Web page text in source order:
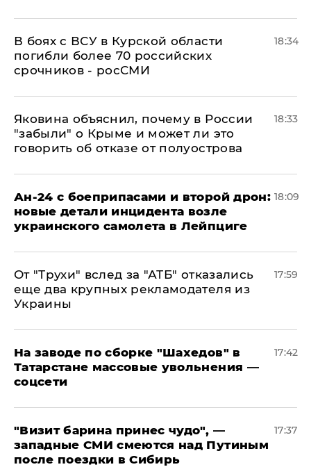
В боях с ВСУ в Курской области
погибли более 70 российских
срочников - росСМИ
18:34
Яковина объяснил, почему в России
"забыли" о Крыме и может ли это
говорить об отказе от полуострова
18:33
Ан-24 с боеприпасами и второй дрон:
новые детали инцидента возле
украинского самолета в Лейпциге
18:09
От "Трухи" вслед за "АТБ" отказались
еще два крупных рекламодателя из
Украины
17:59
На заводе по сборке "Шахедов" в
Татарстане массовые увольнения —
соцсети
17:42
"Визит барина принес чудо", —
западные СМИ смеются над Путиным
после поездки в Сибирь
17:37